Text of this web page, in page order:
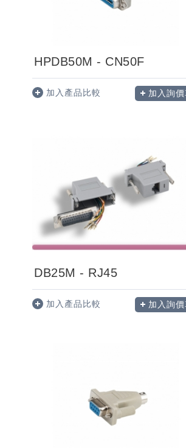
HPDB50M - CN50F
加入產品比較 加入詢價
DB25M - RJ45
加入產品比較 加入詢價